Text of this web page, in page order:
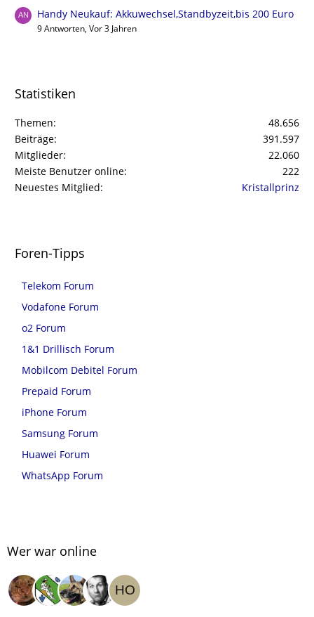
Handy Neukauf: Akkuwechsel,Standbyzeit,bis 200 Euro
9 Antworten, Vor 3 Jahren
Statistiken
Themen
48.656
Beiträge
391.597
Mitglieder
22.060
Meiste Benutzer online
222
Neuestes Mitglied
Kristallprinz
Foren-Tipps
Telekom Forum
Vodafone Forum
o2 Forum
1&1 Drillisch Forum
Mobilcom Debitel Forum
Prepaid Forum
iPhone Forum
Samsung Forum
Huawei Forum
WhatsApp Forum
Wer war online